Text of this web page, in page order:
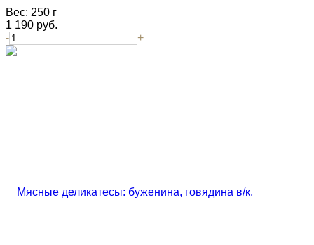
Вес: 250 г
1 190 руб.
-
+